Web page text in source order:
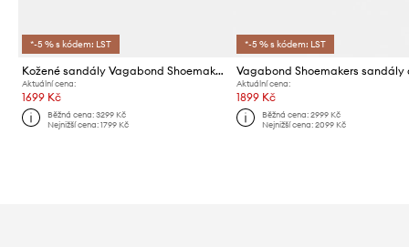
*-5 % s kódem: LST
Kožené sandály Vagabond Shoemakers HENNIE
Aktuální cena:
1699 Kč
Běžná cena:3299 Kč
Nejnižší cena:1799 Kč
*-5 % s kódem: LST
Aktuální cena:
1899 Kč
Běžná cena: 2999 Kč
Nejnižší cena: 2099 Kč